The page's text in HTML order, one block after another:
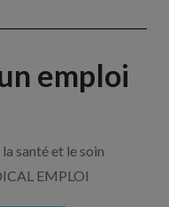
emploi
santé et le soin
EMPLOI